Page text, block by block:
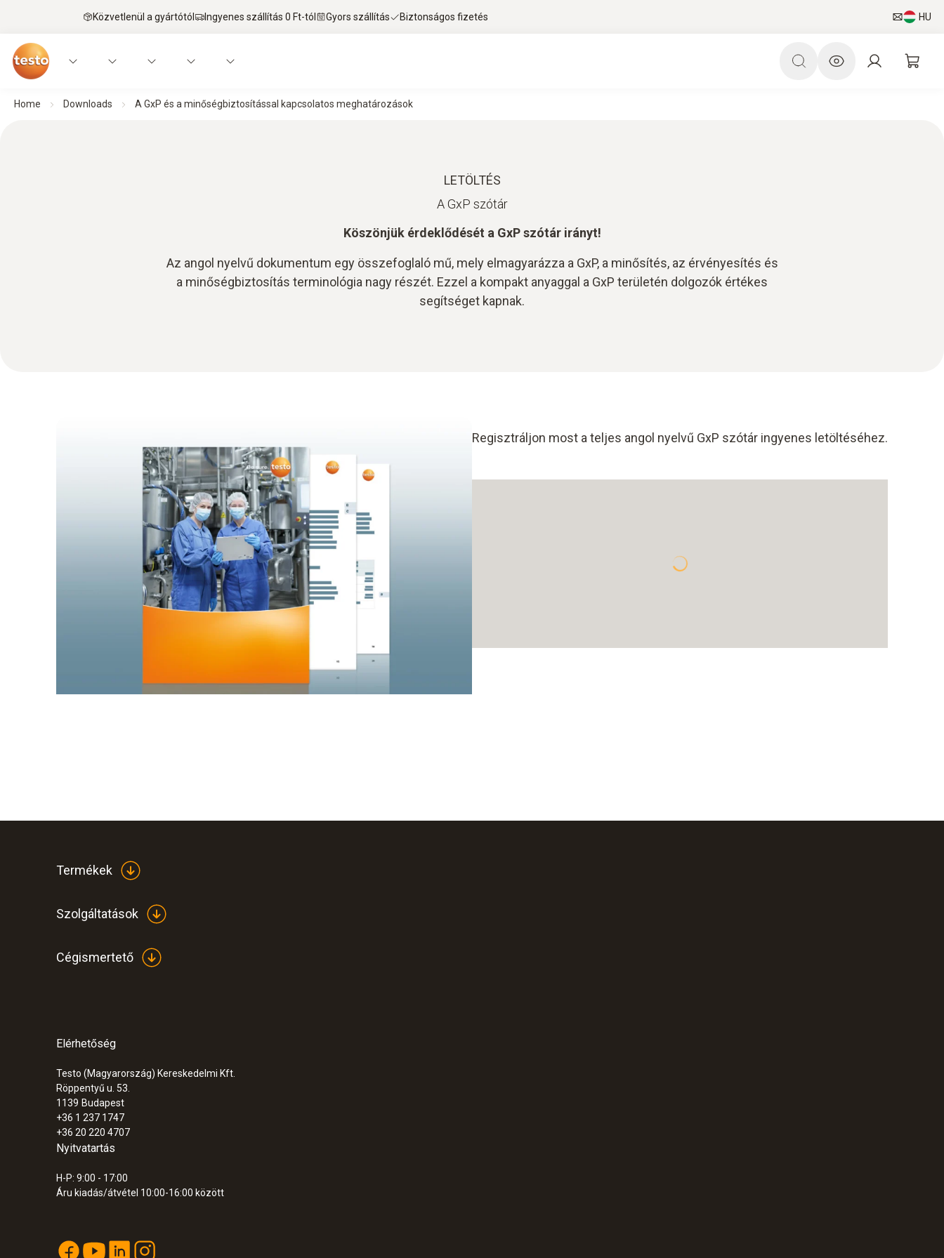
Közvetlenül a gyártótól Ingyenes szállítás 0 Ft-tól Gyors szállítás Biztonságos fizetés HU
Home Downloads A GxP és a minőségbiztosítással kapcsolatos meghatározások
LETÖLTÉS
A GxP szótár
Köszönjük érdeklődését a GxP szótár irányt!
Az angol nyelvű dokumentum egy összefoglaló mű, mely elmagyarázza a GxP, a minősítés, az érvényesítés és
a minőségbiztosítás terminológia nagy részét. Ezzel a kompakt anyaggal a GxP területén dolgozók értékes
segítséget kapnak.
Regisztráljon most a teljes angol nyelvű GxP szótár ingyenes letöltéséhez.
Termékek
Szolgáltatások
Cégismertető
Elérhetőség
Testo (Magyarország) Kereskedelmi Kft.
Röppentyű u. 53.
1139 Budapest
+36 1 237 1747
+36 20 220 4707
Nyitvatartás
H-P: 9:00 - 17:00
Áru kiadás/átvétel 10:00-16:00 között